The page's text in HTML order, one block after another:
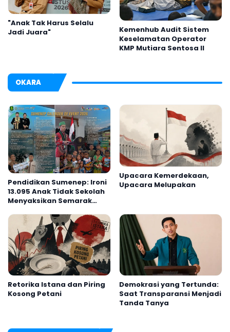
"Anak Tak Harus Selalu
Jadi Juara"
Kemenhub Audit Sistem
Keselamatan Operator
KMP Mutiara Sentosa II
OKARA
Pendidikan Sumenep: Ironi
13.095 Anak Tidak Sekolah
Menyaksikan Semarak
2026
Upacara Kemerdekaan,
Upacara Melupakan
Retorika Istana dan Piring
Kosong Petani
Demokrasi yang Tertunda:
Saat Transparansi Menjadi
Tanda Tanya